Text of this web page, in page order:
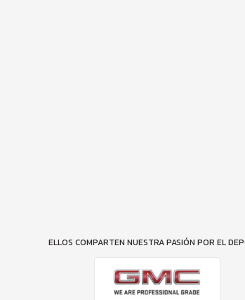
ELLOS COMPARTEN NUESTRA PASIÓN POR EL